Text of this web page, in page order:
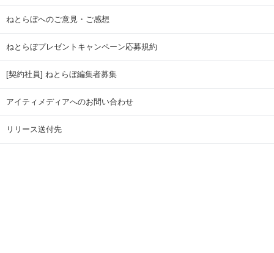
ねとらぼへのご意見・ご感想
ねとらぼプレゼントキャンペーン応募規約
[契約社員] ねとらぼ編集者募集
アイティメディアへのお問い合わせ
リリース送付先